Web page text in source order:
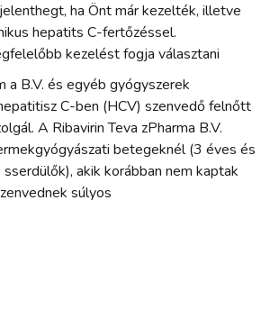
ha Önt már kezelték, illetve
hepatits C-fertőzéssel.
kezelést fogja választani
a B.V. és egyéb gyógyszerek
C-ben (HCV) szenvedő felnőtt
A Ribavirin Teva zPharma B.V.
betegeknél (3 éves és
akik korábban nem kaptak
súlyos